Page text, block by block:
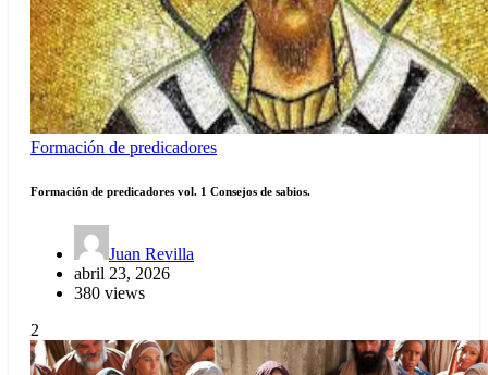
Formación de predicadores
Formación de predicadores vol. 1 Consejos de sabios.
Juan Revilla
abril 23, 2026
380 views
2